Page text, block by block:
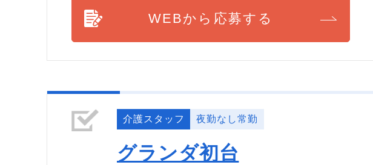
WEBから応募する
介護スタッフ 夜勤なし常勤
グランダ初台